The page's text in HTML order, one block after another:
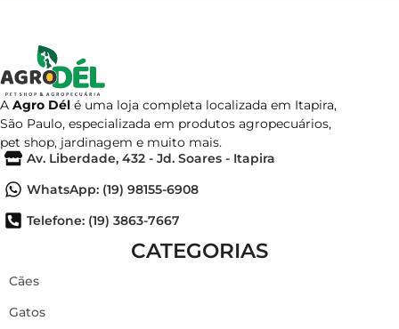
A Agro Dél é uma loja completa localizada em Itapira,
São Paulo, especializada em produtos agropecuários,
pet shop, jardinagem e muito mais.
Av. Liberdade, 432 - Jd. Soares - Itapira
WhatsApp: (19) 98155-6908
Telefone: (19) 3863-7667
CATEGORIAS
Cães
Gatos